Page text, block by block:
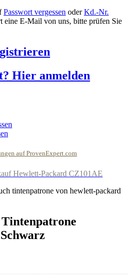
Passwort vergessen oderKd.-Nr.
eine E-Mail von uns, bitte prüfen Sie
Hier anmelden
auf ProvenExpert.com
Hewlett-Packard CZ101AE
Tintenpatrone